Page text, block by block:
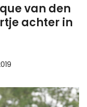
van den
achter in